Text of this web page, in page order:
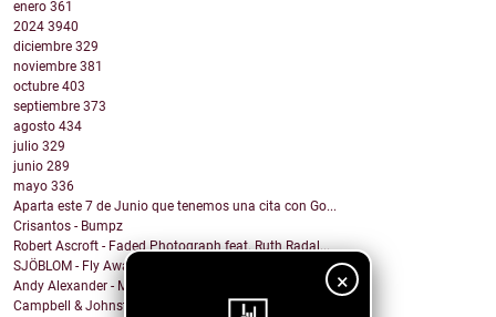
×
enero 361
2024 3940
diciembre 329
noviembre 381
octubre 403
septiembre 373
agosto 434
julio 329
junio 289
mayo 336
Aparta este 7 de Junio que tenemos una cita con Go...
Crisantos - Bumpz
Robert Ascroft - Faded Photograph feat. Ruth Radal...
SJÖBLOM - Fly Away With Me
Andy Alexander - Mr. Cool
Campbell & Johnston - Don’t Get Down (On a Good Th...